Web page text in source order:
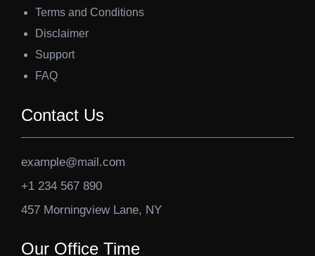
Terms and Conditions
Disclaimer
Support
FAQ
Contact Us
example@mail.com
+1 234 567 890
457 Morningview Lane, NY
Our Office Time